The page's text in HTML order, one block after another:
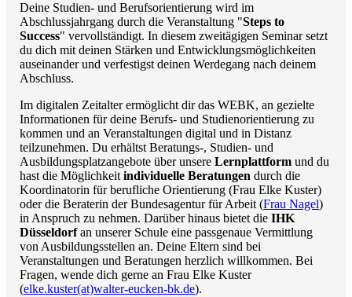
Deine Studien- und Berufsorientierung wird im
Abschlussjahrgang durch die Veranstaltung "Steps to
Success" vervollständigt. In diesem zweitägigen Seminar setzt
du dich mit deinen Stärken und Entwicklungsmöglichkeiten
auseinander und verfestigst deinen Werdegang nach deinem
Abschluss.
Im digitalen Zeitalter ermöglicht dir das WEBK, an gezielte
Informationen für deine Berufs- und Studienorientierung zu
kommen und an Veranstaltungen digital und in Distanz
teilzunehmen. Du erhältst Beratungs-, Studien- und
Ausbildungsplatzangebote über unsereLernplattformund du
hast die Möglichkeitindividuelle Beratungen durch die
Koordinatorin für berufliche Orientierung (Frau Elke Kuster)
oder die Beraterin der Bundesagentur für Arbeit (Frau Nagel)
in Anspruch zu nehmen. Darüber hinaus bietet die IHK
Düsseldorfan unserer Schule eine passgenaue Vermittlung
von Ausbildungsstellen an. Deine Eltern sind bei
Veranstaltungen und Beratungen herzlich willkommen. Bei
Fragen, wende dich gerne an Frau Elke Kuster
(elke.kuster(at)walter-eucken-bk.de).